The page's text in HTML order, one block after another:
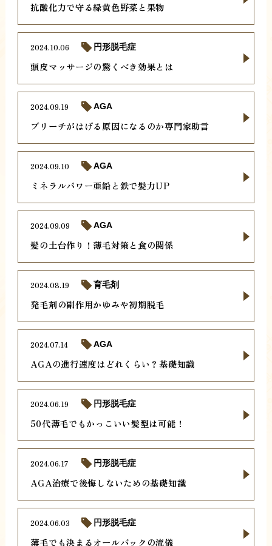
抗酸化力で守る緑黄色野菜と果物
頭皮マッサージの驚くべき効果とは
2024.10.06 円形脱毛症
ブリーチがはげる原因になるのか専門家助言
2024.09.19 AGA
ミネラルパワー亜鉛と鉄で髪力UP
2024.09.10 AGA
髪の土台作り！薄毛対策と食の関係
2024.09.09 AGA
発毛剤の副作用かゆみや初期脱毛
2024.08.19 育毛剤
AGAの進行速度はどれくらい？基礎知識
2024.07.14 AGA
50代薄毛でもかっこいい髪型は可能！
2024.06.19 円形脱毛症
AGA治療で後悔しないための基礎知識
2024.06.17 円形脱毛症
薄毛でも決まるオールバックの流儀
2024.06.03 円形脱毛症